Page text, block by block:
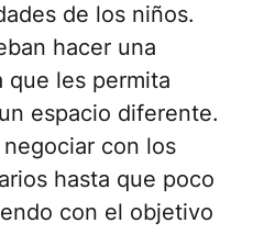
de los niños.
hacer una
que les permita
espacio diferente.
con los
hasta que poco
con el objetivo